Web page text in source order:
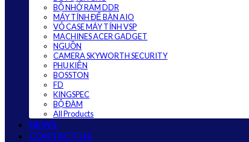
BỘ NHỚ RAM DDR
MÁY TÍNH ĐỂ BÀN AIO
VỎ CASE MÁY TÍNH VSP
MACHINES ACER GADGET
NGUỒN
CAMERA SKYWORTH SECURITY
PHỤ KIỆN
BOSSTON
FD
KINGSPEC
BỘ ĐÀM
All Products
NEWS
CONTACT US